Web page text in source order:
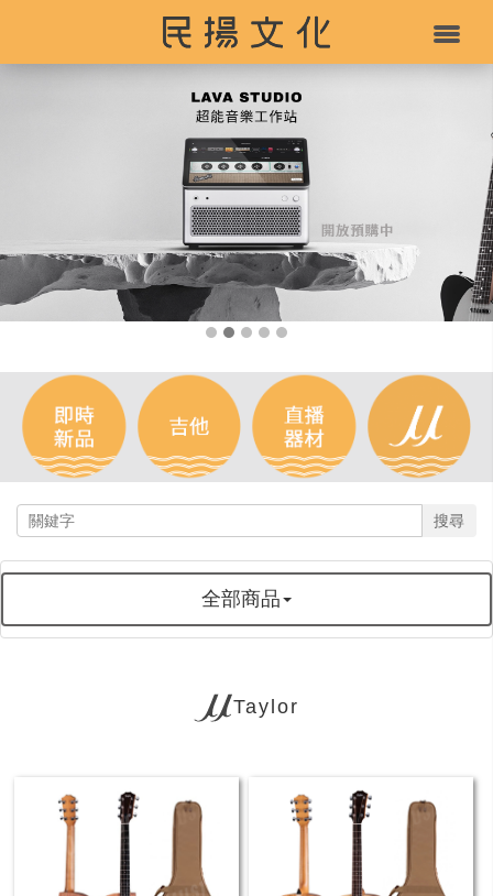
搜尋
全部商品
Taylor